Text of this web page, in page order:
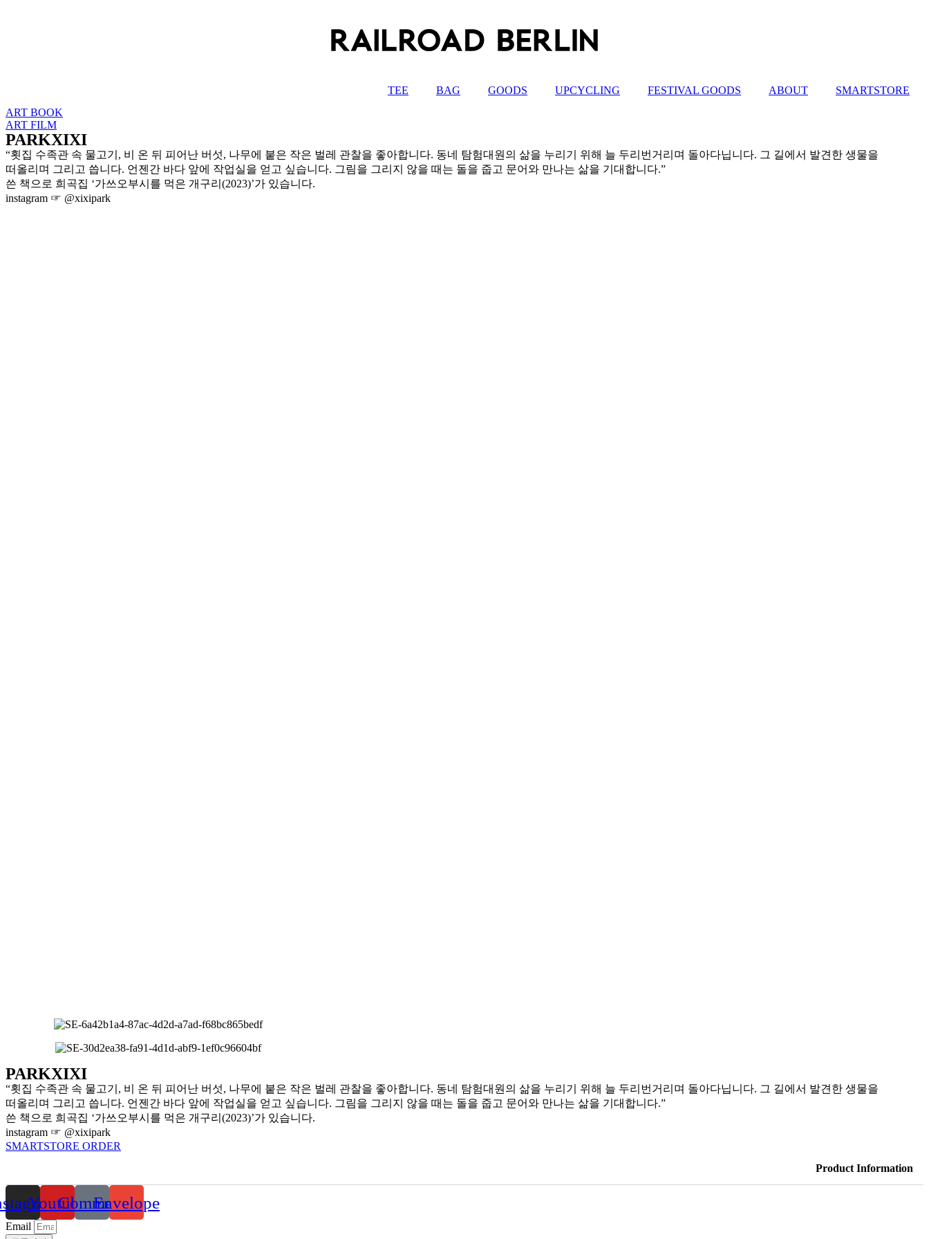
TEE BAG GOODS UPCYCLING FESTIVAL GOODS ABOUT
SMARTSTORE
ART BOOK
ART FILM
PARKXIXI
“횟집 수족관 속 물고기, 비 온 뒤 피어난 버섯, 나무에 붙은 작은 벌레 관찰을 좋아합니다. 동네 탐험대원의 삶을 누리기 위해 늘 두리번거리며 돌아다닙니다. 그 길에서 발견한 생물을
떠올리며 그리고 씁니다. 언젠간 바다 앞에 작업실을 얻고 싶습니다. 그림을 그리지 않을 때는 돌을 줍고 문어와 만나는 삶을 기대합니다.”
쓴 책으로 희곡집 ‘가쓰오부시를 먹은 개구리(2023)’가 있습니다.
instagram ☞ @xixipark
PARKXIXI
“횟집 수족관 속 물고기, 비 온 뒤 피어난 버섯, 나무에 붙은 작은 벌레 관찰을 좋아합니다. 동네 탐험대원의 삶을 누리기 위해 늘 두리번거리며 돌아다닙니다. 그 길에서 발견한 생물을
떠올리며 그리고 씁니다. 언젠간 바다 앞에 작업실을 얻고 싶습니다. 그림을 그리지 않을 때는 돌을 줍고 문어와 만나는 삶을 기대합니다.”
쓴 책으로 희곡집 ‘가쓰오부시를 먹은 개구리(2023)’가 있습니다.
instagram ☞ @xixipark
SMARTSTORE ORDER
Product Information
YoutubeCommentEnvelope
Email